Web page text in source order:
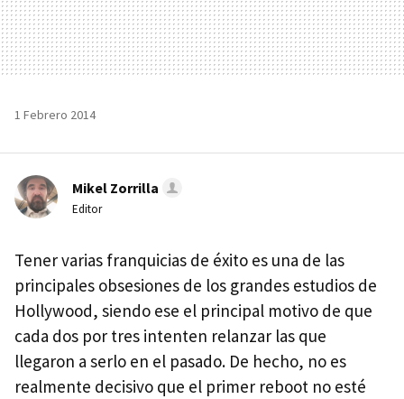
1 Febrero 2014
Mikel Zorrilla
Editor
Tener varias franquicias de éxito es una de las
principales obsesiones de los grandes estudios de
Hollywood, siendo ese el principal motivo de que
cada dos por tres intenten relanzar las que
llegaron a serlo en el pasado. De hecho, no es
realmente decisivo que el primer reboot no esté